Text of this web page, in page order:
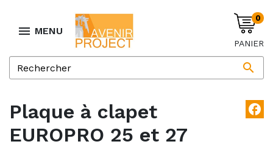
 MENU

0
PANIER
Plaque à clapet
EUROPRO 25 et 27
facebook